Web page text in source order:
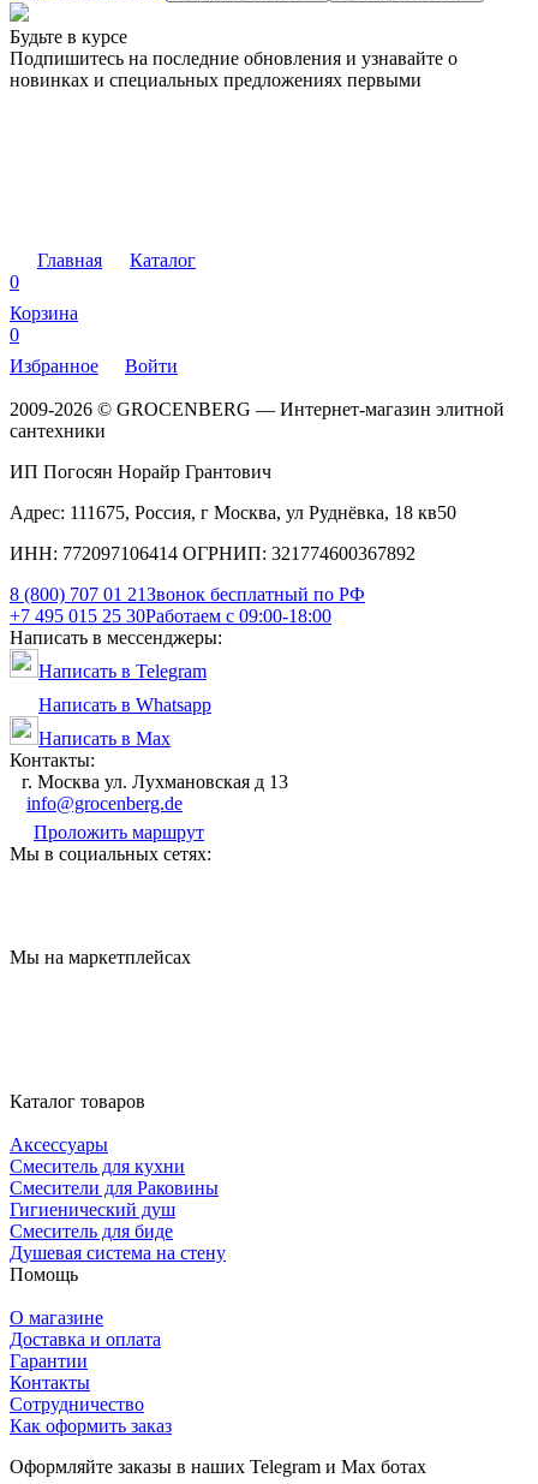
Будьте в курсе
Подпишитесь на последние обновления и узнавайте о
новинках и специальных предложениях первыми
Главная
Каталог
0
Корзина
0
Избранное
Войти
2009-2026 © GROCENBERG — Интернет-магазин элитной
сантехники
ИП Погосян Норайр Грантович
Адрес: 111675, Россия, г Москва, ул Руднёвка, 18 кв50
ИНН: 772097106414 ОГРНИП: 321774600367892
8 (800) 707 01 21Звонок бесплатный по РФ
+7 495 015 25 30Работаем с 09:00-18:00
Написать в мессенджеры:
Написать в Telegram
Написать в Whatsapp
Написать в Max
Контакты:
г. Москва ул. Лухмановская д 13
info@grocenberg.de
Проложить маршрут
Мы в социальных сетях:
Мы на маркетплейсах
Каталог товаров
Аксессуары
Смеситель для кухни
Смесители для Раковины
Гигиенический душ
Смеситель для биде
Душевая система на стену
Помощь
О магазине
Доставка и оплата
Гарантии
Контакты
Сотрудничество
Как оформить заказ
Оформляйте заказы в наших Telegram и Max ботах